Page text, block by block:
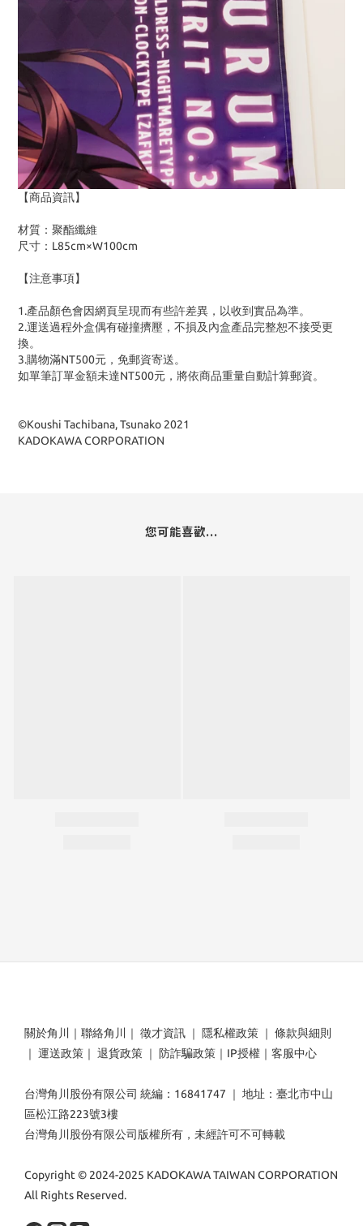
【商品資訊】
材質：聚酯纖維
尺寸：L85cm×W100cm
【注意事項】
1.產品顏色會因網頁呈現而有些許差異，以收到實品為準。
2.運送過程外盒偶有碰撞擠壓，不損及內盒產品完整恕不接受更
換。
3.購物滿NT500元，免郵資寄送。
如單筆訂單金額未達NT500元，將依商品重量自動計算郵資。
©Koushi Tachibana, Tsunako 2021
KADOKAWA CORPORATION
您可能喜歡...
關於角川 ｜ 聯絡角川 ｜ 徵才資訊 ｜ 隱私權政策 ｜ 條款與細則
｜ 運送政策 ｜ 退貨政策 ｜ 防詐騙政策 ｜ IP授權 ｜ 客服中心
台灣角川股份有限公司 統編：16841747 ｜ 地址：臺北市中山
區松江路223號3樓
台灣角川股份有限公司版權所有，未經許可不可轉載
Copyright © 2024-2025 KADOKAWA TAIWAN CORPORATION
All Rights Reserved.